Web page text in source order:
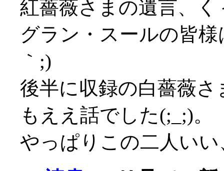
紅薔薇さまの遺言、く
グラン・スールの皆
｀;)
後半に収録の白薔薇
もええ話でした(;_;)。
やっぱりこの二人い